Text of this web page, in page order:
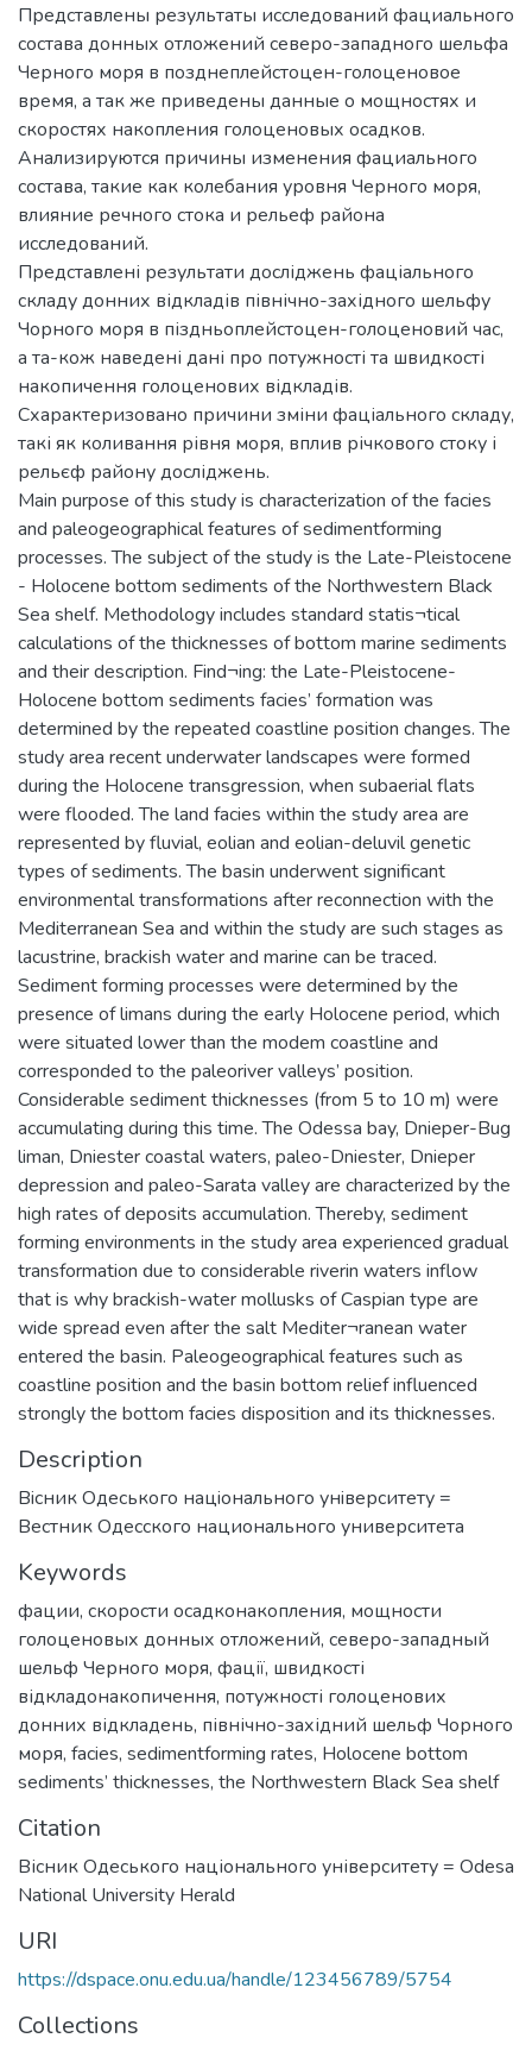
Представлены результаты исследований фациального
состава донных отложений северо-западного шельфа
Черного моря в позднеплейстоцен-голоценовое
время, а так же приведены данные о мощностях и
скоростях накопления голоценовых осадков.
Анализируются причины изменения фациального
состава, такие как колебания уровня Черного моря,
влияние речного стока и рельеф района
исследований.
Представлені результати досліджень фаціального
складу донних відкладів північно-західного шельфу
Чорного моря в піздньоплейстоцен-голоценовий час,
а та-кож наведені дані про потужності та швидкості
накопичення голоценових відкладів.
Схарактеризовано причини зміни фаціального складу,
такі як коливання рівня моря, вплив річкового стоку і
рельєф району досліджень.
Main purpose of this study is characterization of the facies
and paleogeographical features of sedimentforming
processes. The subject of the study is the Late-Pleistocene
- Holocene bottom sediments of the Northwestern Black
Sea shelf. Methodology includes standard statis¬tical
calculations of the thicknesses of bottom marine sediments
and their description. Find¬ing: the Late-Pleistocene-
Holocene bottom sediments facies’ formation was
determined by the repeated coastline position changes. The
study area recent underwater landscapes were formed
during the Holocene transgression, when subaerial flats
were flooded. The land facies within the study area are
represented by fluvial, eolian and eolian-deluvil genetic
types of sediments. The basin underwent significant
environmental transformations after reconnection with the
Mediterranean Sea and within the study are such stages as
lacustrine, brackish water and marine can be traced.
Sediment forming processes were determined by the
presence of limans during the early Holocene period, which
were situated lower than the modem coastline and
corresponded to the paleoriver valleys’ position.
Considerable sediment thicknesses (from 5 to 10 m) were
accumulating during this time. The Odessa bay, Dnieper-Bug
liman, Dniester coastal waters, paleo-Dniester, Dnieper
depression and paleo-Sarata valley are characterized by the
high rates of deposits accumulation. Thereby, sediment
forming environments in the study area experienced gradual
transformation due to considerable riverin waters inflow
that is why brackish-water mollusks of Caspian type are
wide spread even after the salt Mediter¬ranean water
entered the basin. Paleogeographical features such as
coastline position and the basin bottom relief influenced
strongly the bottom facies disposition and its thicknesses.
Description
Вiсник Одеського нацiонального унiверситету =
Вестник Одесского национального университета
Keywords
фации, скорости осадконакопления, мощности
голоценовых донных отложений, северо-западный
шельф Черного моря, фації, швидкості
відкладонакопичення, потужності голоценових
донних відкладень, північно-західний шельф Чорного
моря, facies, sedimentforming rates, Holocene bottom
sediments’ thicknesses, the Northwestern Black Sea shelf
Citation
Вісник Одеського національного університету = Odesa
National University Herald
URI
https://dspace.onu.edu.ua/handle/123456789/5754
Collections